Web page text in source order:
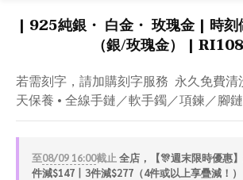
| 925純銀・ 白金・ 玫瑰金 | 時刻
（銀/玫瑰金） |
若需刻字，請加購刻字服務  永久免費清
天保養 • 全線手鏈／軟手鐲／項鍊／腳
至08/09 16:00截止 全店，【🎊週末限時優惠
件減$147丨3件減$277（4件或以上享疊減！）